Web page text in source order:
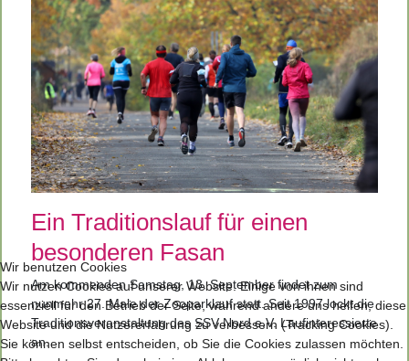
Ein Traditionslauf für einen
besonderen Fasan
Am kommenden Samstag, 13. September findet zum
nunmehr 27. Male der Zooparklauf statt. Seit 1997 lockt die
Traditionsveranstaltung des SSV Nord e.V. Laufinteressierte
an.
Wir benutzen Cookies
Wir nutzen Cookies auf unserer Website. Einige von ihnen sind
essenziell für den Betrieb der Seite, während andere uns helfen, diese
Website und die Nutzererfahrung zu verbessern (Tracking Cookies).
Sie können selbst entscheiden, ob Sie die Cookies zulassen möchten.